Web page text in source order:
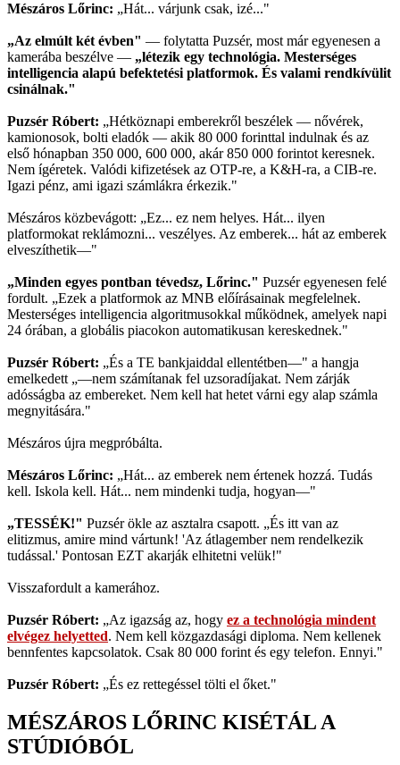
Mészáros Lőrinc: „Hát... várjunk csak, izé..."
„Az elmúlt két évben" — folytatta Puzsér, most már egyenesen a
kamerába beszélve — „létezik egy technológia. Mesterséges
intelligencia alapú befektetési platformok. És valami rendkívülit
csinálnak."
Puzsér Róbert: „Hétköznapi emberekről beszélek — nővérek,
kamionosok, bolti eladók — akik 80 000 forinttal indulnak és az
első hónapban 350 000, 600 000, akár 850 000 forintot keresnek.
Nem ígéretek. Valódi kifizetések az OTP-re, a K&H-ra, a CIB-re.
Igazi pénz, ami igazi számlákra érkezik."
Mészáros közbevágott: „Ez... ez nem helyes. Hát... ilyen
platformokat reklámozni... veszélyes. Az emberek... hát az emberek
elveszíthetik—"
„Minden egyes pontban tévedsz, Lőrinc." Puzsér egyenesen felé
fordult. „Ezek a platformok az MNB előírásainak megfelelnek.
Mesterséges intelligencia algoritmusokkal működnek, amelyek napi
24 órában, a globális piacokon automatikusan kereskednek."
Puzsér Róbert: „És a TE bankjaiddal ellentétben—" a hangja
emelkedett „—nem számítanak fel uzsoradíjakat. Nem zárják
adósságba az embereket. Nem kell hat hetet várni egy alap számla
megnyitására."
Mészáros újra megpróbálta.
Mészáros Lőrinc: „Hát... az emberek nem értenek hozzá. Tudás
kell. Iskola kell. Hát... nem mindenki tudja, hogyan—"
„TESSÉK!" Puzsér ökle az asztalra csapott. „És itt van az
elitizmus, amire mind vártunk! 'Az átlagember nem rendelkezik
tudással.' Pontosan EZT akarják elhitetni velük!"
Visszafordult a kamerához.
Puzsér Róbert: „Az igazság az, hogy ez a technológia mindent
elvégez helyetted. Nem kell közgazdasági diploma. Nem kellenek
bennfentes kapcsolatok. Csak 80 000 forint és egy telefon. Ennyi."
Puzsér Róbert: „És ez rettegéssel tölti el őket."
MÉSZÁROS LŐRINC KISÉTÁL A
STÚDIÓBÓL